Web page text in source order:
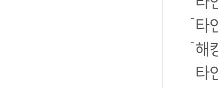
타
해
타